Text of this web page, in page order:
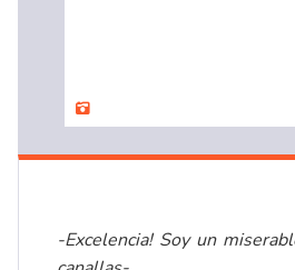
-Excelencia! Soy un